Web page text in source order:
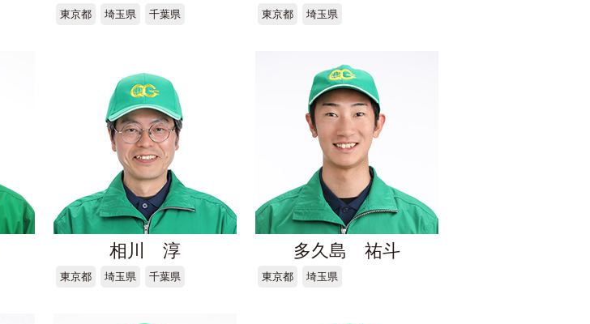
東京都 埼玉県 千葉県 東京都 埼玉県
相川 淳
東京都 埼玉県 千葉県
多久島 祐斗
東京都 埼玉県